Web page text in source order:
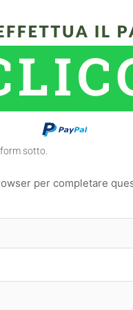
sotto.
per completare